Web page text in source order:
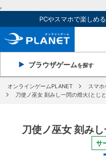
,
PCやスマホで楽しめ
ブラウザゲームを探す
オンラインゲームPLANET
スマホ
刀使ノ巫女 刻みし一閃の燈火(とじ
刀使ノ巫女 刻み
サ